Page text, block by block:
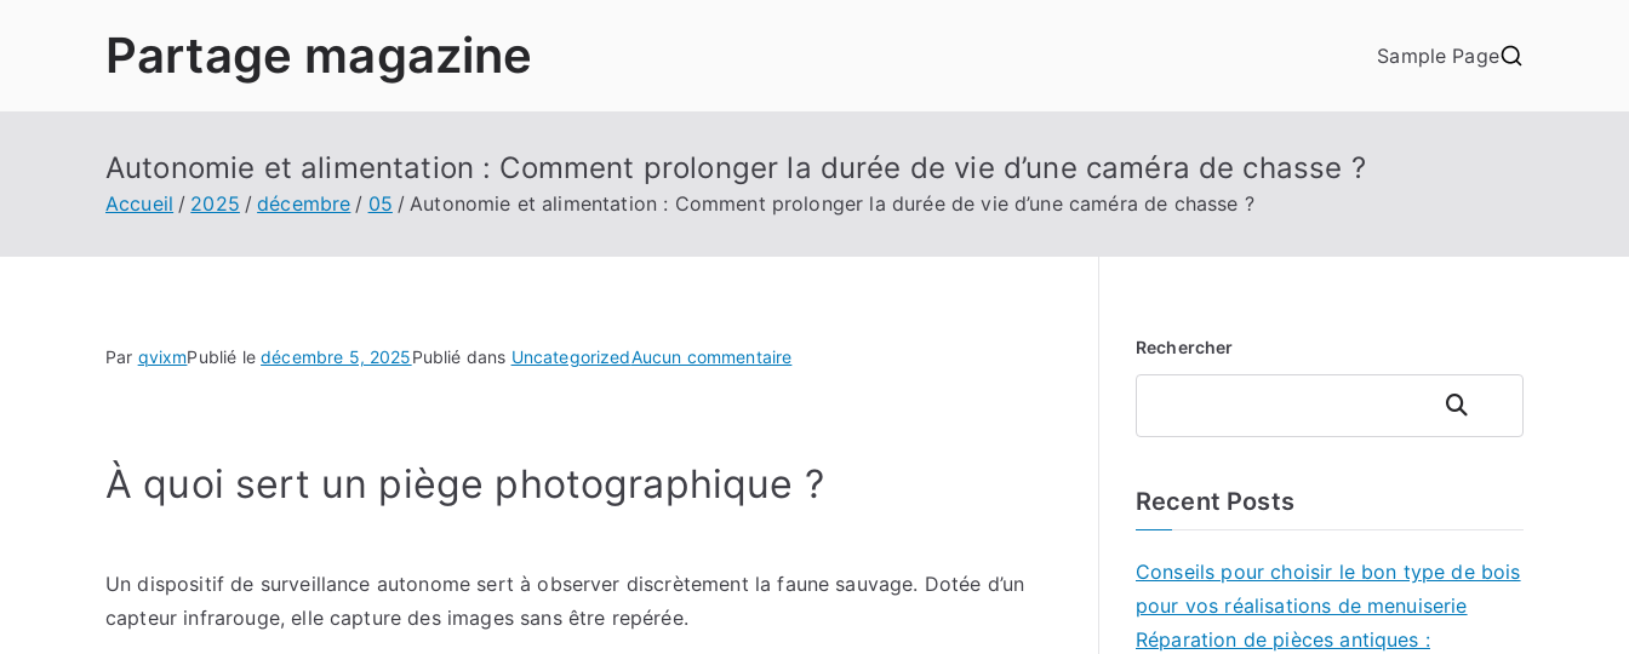
Partage magazine Sample Page
Autonomie et alimentation : Comment prolonger la durée de vie d’une caméra de chasse ?
Accueil 2025 décembre 05 Autonomie et alimentation : Comment prolonger la durée de vie d’une caméra de chasse ?
Par qvixmPublié ledécembre 5, 2025Publié dans UncategorizedAucun commentairesur
durée
À quoi sert un piège photographique ?
Un dispositif de surveillance autonome sert à observer discrètement la faune sauvage. Dotée d’un
capteur infrarouge, elle capture des images sans être repérée.
Rechercher
Rechercher
Recent Posts
Conseils pour choisir le bon type de bois
pour vos réalisations de menuiserie
Réparation de pièces antiques :